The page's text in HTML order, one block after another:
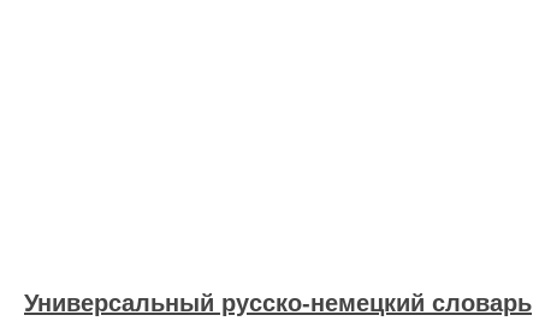
Универсальный русско-немецкий словарь